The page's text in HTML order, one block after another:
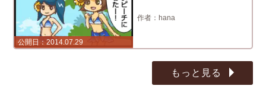
2014.07.29
hana
もっと見る